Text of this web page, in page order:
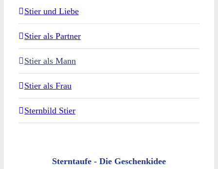
Stier und Liebe
Stier als Partner
Stier als Mann
Stier als Frau
Sternbild Stier
Sterntaufe - Die Geschenkidee